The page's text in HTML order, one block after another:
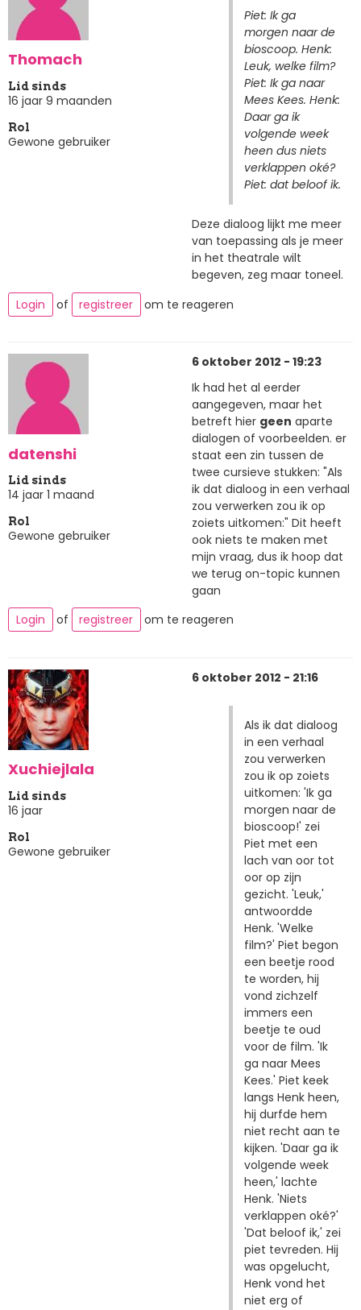
Thomach
Lid sinds
16 jaar 9 maanden
Rol
Gewone gebruiker
Piet: Ik ga
morgen naar de
bioscoop. Henk:
Leuk, welke film?
Piet: Ik ga naar
Mees Kees. Henk:
Daar ga ik
volgende week
heen dus niets
verklappen oké?
Piet: dat beloof ik.
Deze dialoog lijkt me meer
van toepassing als je meer
in het theatrale wilt
begeven, zeg maar toneel.
Login
of registreer om te reageren
datenshi
Lid sinds
14 jaar 1 maand
Rol
Gewone gebruiker
6 oktober 2012 - 19:23
Ik had het al eerder
aangegeven, maar het
betreft hier geen aparte
dialogen of voorbeelden. er
staat een zin tussen de
twee cursieve stukken: "Als
ik dat dialoog in een verhaal
zou verwerken zou ik op
zoiets uitkomen:" Dit heeft
ook niets te maken met
mijn vraag, dus ik hoop dat
we terug on-topic kunnen
gaan
Login
of registreer om te reageren
Xuchiejlala
Lid sinds
16 jaar
Rol
Gewone gebruiker
6 oktober 2012 - 21:16
Als ik dat dialoog
in een verhaal
zou verwerken
zou ik op zoiets
uitkomen: 'Ik ga
morgen naar de
bioscoop!' zei
Piet met een
lach van oor tot
oor op zijn
gezicht. 'Leuk,'
antwoordde
Henk. 'Welke
film?' Piet begon
een beetje rood
te worden, hij
vond zichzelf
immers een
beetje te oud
voor de film. 'Ik
ga naar Mees
Kees.' Piet keek
langs Henk heen,
hij durfde hem
niet recht aan te
kijken. 'Daar ga ik
volgende week
heen,' lachte
Henk. 'Niets
verklappen oké?'
'Dat beloof ik,' zei
piet tevreden. Hij
was opgelucht,
Henk vond het
niet erg of